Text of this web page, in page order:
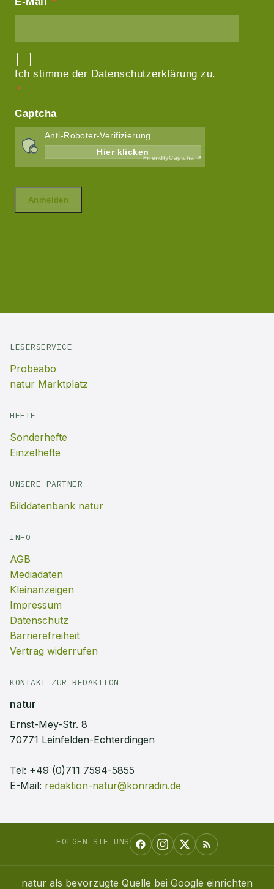
LESERSERVICE
Probeabo
natur Marktplatz
HEFTE
Sonderhefte
Einzelhefte
UNSERE PARTNER
Bilddatenbank natur
INFO
AGB
Mediadaten
Kleinanzeigen
Impressum
Datenschutz
Barrierefreiheit
Vertrag widerrufen
KONTAKT ZUR REDAKTION
natur
Ernst-Mey-Str. 8
70771 Leinfelden-Echterdingen
Tel: +49 (0)711 7594-5855
E-Mail: redaktion-natur@konradin.de
FOLGEN SIE UNS
natur als bevorzugte Quelle bei Google einrichten